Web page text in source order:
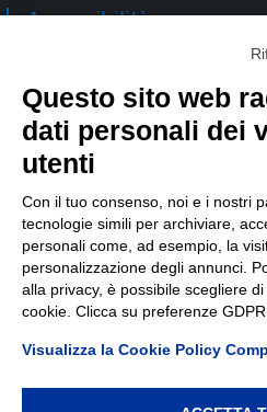
Accessibilità
TEP spa
Via Taro 12
43125 Parma
Tel. 0521.2141
E-mail:tep@tep.pr.it
Informazioni :info@tep.pr.it
PEC:tepspa@pec.it
Questo sito web
dati personali dei
utenti
Con il tuo consenso, noi e i nostri
tecnologie simili per archiviare,
personali come, ad esempio, la
personalizzazione degli annunci.
alla privacy, è possibile scegliere
cookie. Clicca su preferenze
Visualizza la Cookie Policy